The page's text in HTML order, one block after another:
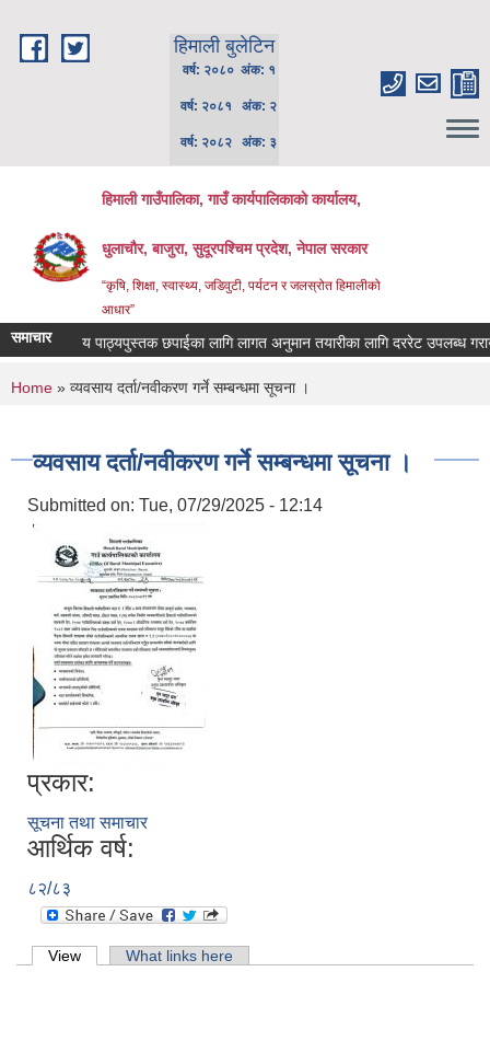
हिमाली बुलेटिन
वर्ष: २०८० अंक: १
वर्ष: २०८१ अंक: २
वर्ष: २०८२ अंक: ३
हिमाली गाउँपालिका, गाउँ कार्यपालिकाकाे कार्यालय,
धुलाचौर, बाजुरा, सुदूरपश्चिम प्रदेश, नेपाल सरकार
“कृषि, शिक्षा, स्वास्थ्य, जडिवुटी, पर्यटन र जलस्रोत हिमालीको
आधार”
समाचार
स्थानिय पाठ्यपुस्तक छपाईका लागि लागत अनुमान तयारीका लागि दररेट उपलब्ध गराउने
You are here
Home » व्यवसाय दर्ता/न‍वीकरण गर्ने सम्बन्धमा सूचना ।
व्यवसाय दर्ता/न‍वीकरण गर्ने सम्बन्धमा सूचना ।
Submitted on: Tue, 07/29/2025 - 12:14
प्रकार:
सूचना तथा समाचार
आर्थिक वर्ष:
८२/८३
Primary tabs
View (active tab)What links here